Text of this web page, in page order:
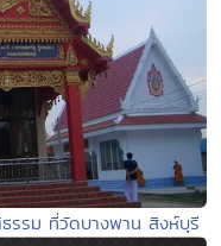
รรม ที่วัดบางพาน สิงห์บุรี